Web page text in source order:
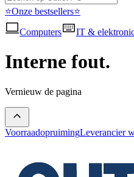
⭐Onze bestsellers⭐
Computers
IT &
Interne fout.
Vernieuw de pagina
VoorraadopruimingLeverancier